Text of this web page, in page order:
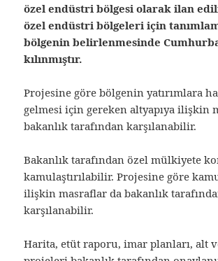
özel endüstri bölgesi olarak ilan
özel endüstri bölgeleri için
bölgenin belirlenmesinde
kılınmıştır.
Projesine göre bölgenin yatırımlara
gelmesi için gereken altyapıya ilişkin
bakanlık tarafından karşılanabilir.
Bakanlık tarafından özel mülkiyete
kamulaştırılabilir. Projesine göre
ilişkin masraflar da bakanlık
karşılanabilir.
Harita, etüt raporu, imar planları, alt